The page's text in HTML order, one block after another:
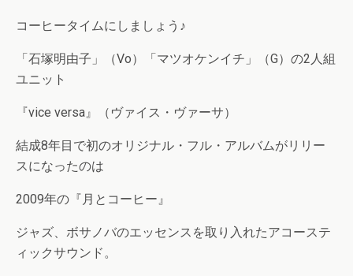
コーヒータイムにしましょう♪
「石塚明由子」（Vo）「マツオケンイチ」（G）の2人組
ユニット
『vice versa』（ヴァイス・ヴァーサ）
結成8年目で初のオリジナル・フル・アルバムがリリー
スになったのは
2009年の『月とコーヒー』
ジャズ、ボサノバのエッセンスを取り入れたアコーステ
ィックサウンド。